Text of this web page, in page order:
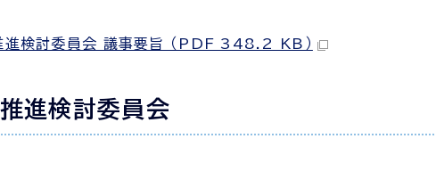
進検討委員会 議事要旨 （PDF 348.2 KB）
進検討委員会